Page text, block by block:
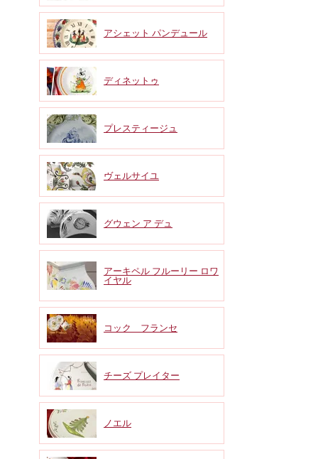
アシェット パンデュール
ディネットゥ
プレスティージュ
ヴェルサイユ
グウェン ア デュ
アーキペル フルーリー ロワ
イヤル
コック フランセ
チーズ プレイター
ノエル